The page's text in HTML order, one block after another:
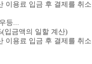
용료 입금 후 결제를 취소
등...
금액의 일할 계산)
용료 입금 후 결제를 취소